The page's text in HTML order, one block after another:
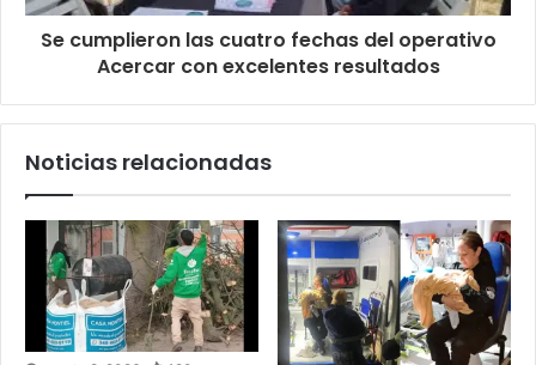
Se cumplieron las cuatro fechas del operativo
Acercar con excelentes resultados
Noticias relacionadas